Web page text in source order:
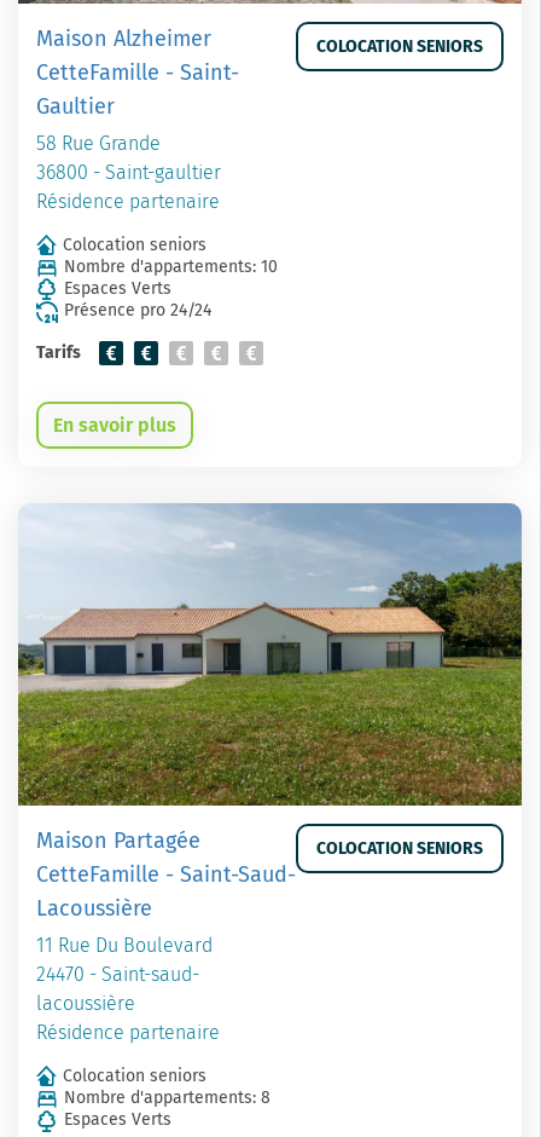
Maison Alzheimer
CetteFamille - Saint-
Gaultier
58 Rue Grande
36800 - Saint-gaultier
Résidence partenaire
COLOCATION SENIORS
Colocation seniors
Nombre d'appartements: 10
Espaces Verts
Présence pro 24/24
Tarifs
En savoir plus
Maison Partagée
CetteFamille - Saint-Saud-
Lacoussière
11 Rue Du Boulevard
24470 - Saint-saud-
lacoussière
Résidence partenaire
COLOCATION SENIORS
Colocation seniors
Nombre d'appartements: 8
Espaces Verts